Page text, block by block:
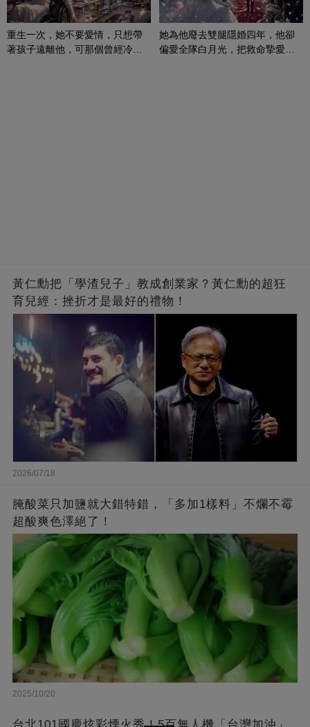
重生一次，她不要愛情，只想帶
著孩子遠離他，可那個曾經冷漠
她為他廢去雙腿隱婚四年，他卻
偏愛全隊白月光，把救命摯愛當
黃仁勳把「學渣兒子」教成創業家？黃仁勳的超狂
育兒經：挫折才是最好的禮物！
2026/07/18
腌酸菜只加鹽就大錯特錯，「多加1樣料」不爛不霉
超酸爽色澤絕了！
2025/10/20